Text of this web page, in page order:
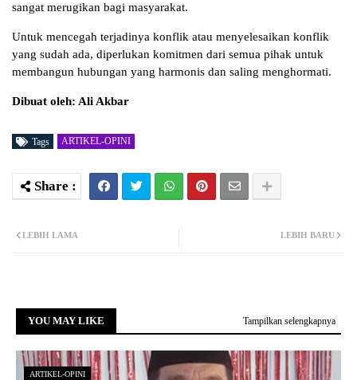
sangat merugikan bagi masyarakat.
Untuk mencegah terjadinya konflik atau menyelesaikan konflik
yang sudah ada, diperlukan komitmen dari semua pihak untuk
membangun hubungan yang harmonis dan saling menghormati.
Dibuat oleh: Ali Akbar
Tags ARTIKEL-OPINI
LEBIH BARU
LEBIH LAMA
YOU MAY LIKE Tampilkan selengkapnya
ARTIKEL-OPINI